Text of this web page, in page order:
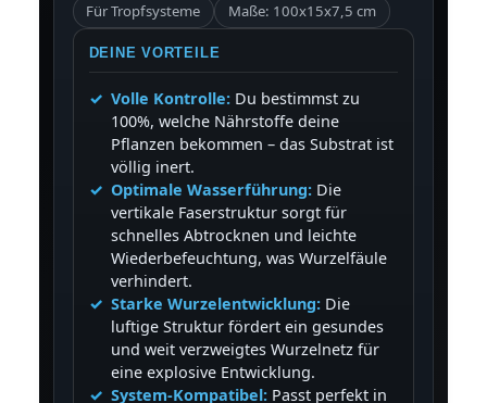
Für Tropfsysteme
Maße: 100x15x7,5 cm
DEINE VORTEILE
Volle Kontrolle:Du bestimmst zu
100%, welche Nährstoffe deine
Pflanzen bekommen – das Substrat ist
völlig inert.
Optimale Wasserführung:Die
vertikale Faserstruktur sorgt für
schnelles Abtrocknen und leichte
Wiederbefeuchtung, was Wurzelfäule
verhindert.
Starke Wurzelentwicklung:Die
luftige Struktur fördert ein gesundes
und weit verzweigtes Wurzelnetz für
eine explosive Entwicklung.
System-Kompatibel:Passt perfekt in